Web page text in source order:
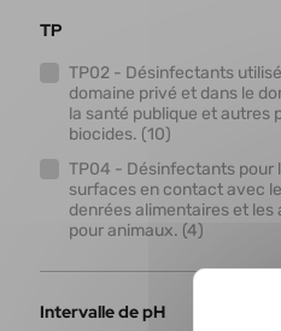
TP
TP02 - Désinfectants
domaine privé et dans le
la santé publique et autres
biocides. (10)
TP04 - Désinfectants pour
surfaces en contact avec
denrées alimentaires et les
pour animaux. (4)
Intervalle de pH